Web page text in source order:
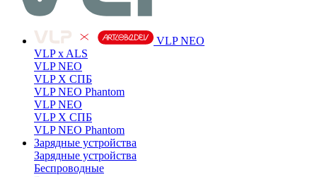
VLP NEO
VLP x ALS
VLP NEO
VLP X СПБ
VLP NEO Phantom
VLP NEO
VLP X СПБ
VLP NEO Phantom
Зарядные устройства
Зарядные устройства
Беспроводные